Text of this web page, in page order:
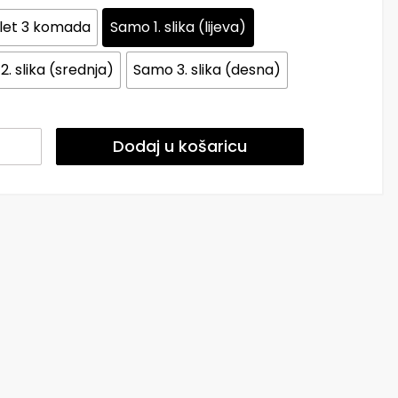
3 komada
Samo 1. slika (lijeva)
slika (srednja) Samo 3. slika (desna)
Dodaj u košaricu